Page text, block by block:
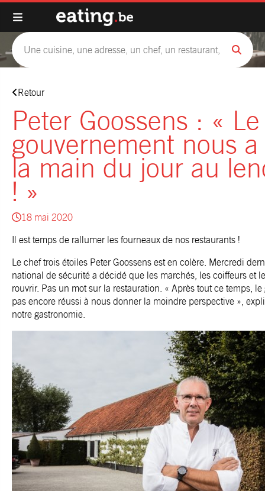
Retour
Peter Goossens : « Le
gouvernement nous
la main du jour au
! »
18 mai 2020
Il est temps de rallumer les fourneaux de nos restaurants !
Le chef trois étoiles Peter Goossens est en colère. Mercredi
national de sécurité a décidé que les marchés, les coiffeurs et
rouvrir. Pas un mot sur la restauration. « Après tout ce temps, le
pas encore réussi à nous donner la moindre perspective »,
notre gastronomie.